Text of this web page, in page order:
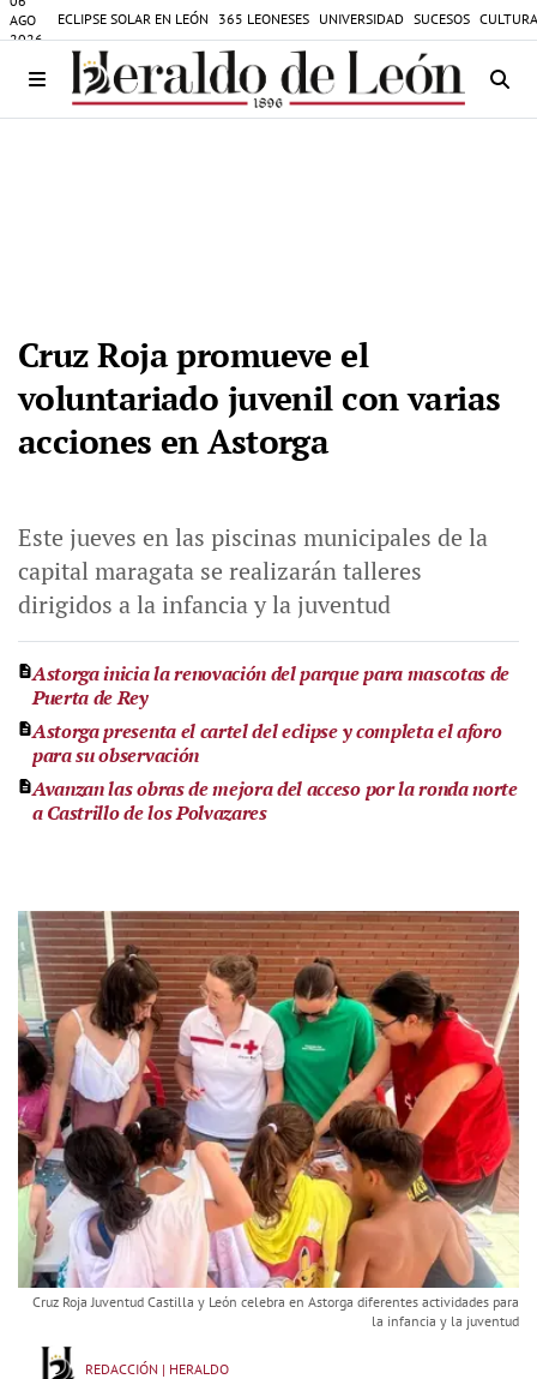
AGO
2026
ECLIPSE SOLAR EN LEÓN 365 LEONESES UNIVERSIDAD SUCESOS
Cruz Roja promueve el
voluntariado juvenil con varias
acciones en Astorga
Este jueves en las piscinas municipales de la
capital maragata se realizarán talleres
dirigidos a la infancia y la juventud
Astorga inicia la renovación del parque para mascotas de
Puerta de Rey
Astorga presenta el cartel del eclipse y completa el aforo
para su observación
Avanzan las obras de mejora del acceso por la ronda norte
a Castrillo de los Polvazares
Cruz Roja Juventud Castilla y León celebra en Astorga diferentes actividades para
la infancia y la juventud
REDACCIÓN | HERALDO